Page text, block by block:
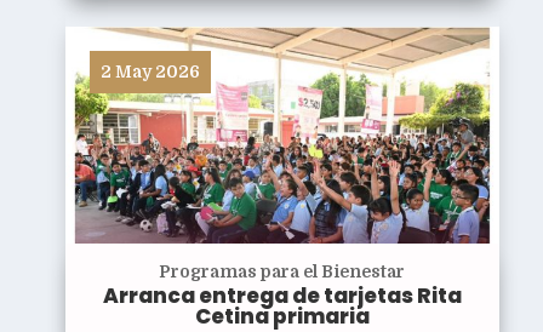
2 May 2026
Programas para el Bienestar
Arranca entrega de tarjetas Rita
Cetina primaria